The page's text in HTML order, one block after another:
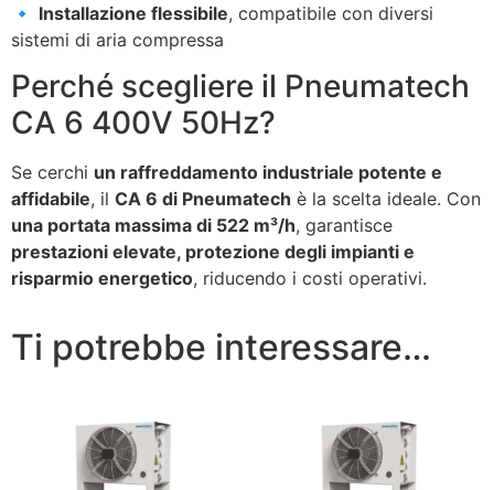
🔹 Installazione flessibile, compatibile con diversi
sistemi di aria compressa
Perché scegliere il Pneumatech
CA 6 400V 50Hz?
Se cerchi un raffreddamento industriale potente e
affidabile, il CA 6 di Pneumatech è la scelta ideale. Con
una portata massima di 522 m³/h, garantisce
prestazioni elevate, protezione degli impianti e
risparmio energetico, riducendo i costi operativi.
Ti potrebbe interessare…